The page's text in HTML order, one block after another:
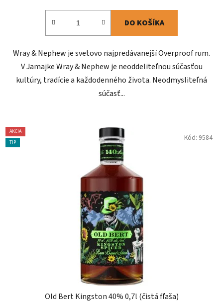
DO KOŠÍKA
Wray & Nephew je svetovo najpredávanejší Overproof rum.
V Jamajke Wray & Nephew je neoddeliteľnou súčasťou
kultúry, tradície a každodenného života. Neodmysliteľná
súčasť...
AKCIA
TIP
Old Bert Kingston 40% 0,7l (čistá fľaša)
Kód: 9584